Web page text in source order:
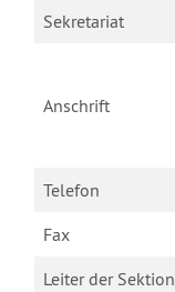
Sekretariat
Anschrift
Telefon
Fax
Leiter der Sektion